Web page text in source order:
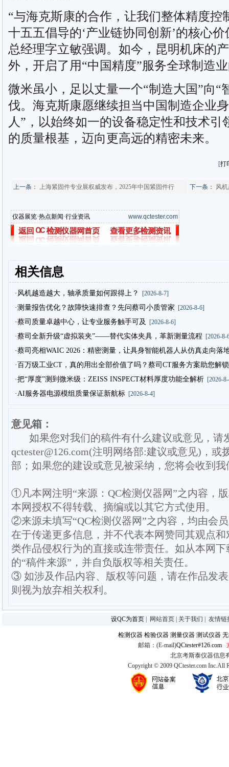
“与海克斯康的合作，让我们整体精度控
十五五倡导的‘产业链协同创新’的核心
总经理字立敏强调。如今，昆明机床的
外，开启了用“中国精度”服务全球制造
微米虽小，足以丈量一个“制造大国”向“
伐。海克斯康愿继续担当中国制造企业
人”，以始终如一的设备稳定性和技术
的质量根基，迈向更高远的精密未来。
[打
上一条： 上海紧固件专业展权威发布，2025年中国紧固件行 下一条： 风
仪器展览·热点新闻·行业资讯 www.qctester.com
相关信息
·风机越造越大，轴承质量如何跟得上？ [2026-8-7]
·测量报告优化？故障快速排查？先问蔡司小质管家 [2026-8-6]
·蔡司质量卓越中心，让专业服务触手可及 [2026-8-6]
·蔡司全新升级“虚拟装夹”——替代实体夹具，革新测量流程 [2026-8-
·蔡司亮相WAIC 2026：精密测量，让具身智能机器人从仿真走向落
·百万级工业CT，真的用出全部价值了吗？蔡司CT服务方案助您解
·把“厚度”测到微米级：ZEISS INSPECT材料厚度功能全解析[2026-8-
·AI服务器电源模组质量保证新航标[2026-8-4]
意见箱：
如果您对我们的稿件有什么建议或意见，请
qctester@126.com(注明网络部:建议或意见)，或
部；如果您的建设或意见被采纳，您将会收到
①凡本网注明“来源：QC检测仪器网”之内容，
本网授权不得转载、摘编或以其它方式使用。
②来源未填写“QC检测仪器网”之内容，均由会
在于传递更多信息，并不代表本网赞同其观点
类作品侵权行为的直接或连带责任。如从本网
的“稿件来源”，并自负版权等相关责任。
③ 如涉及作品内容、版权等问题，请在作品发
则视为放弃相关权利。
设QC为首页 网站首页 关于我们 友情链
检测仪器 检验仪器 测量仪器 测试仪器
邮箱：(E-mail)QCtester#126.com
北京考斯泰仪器信息
Copyright © 2009 QCtester.com Inc.All